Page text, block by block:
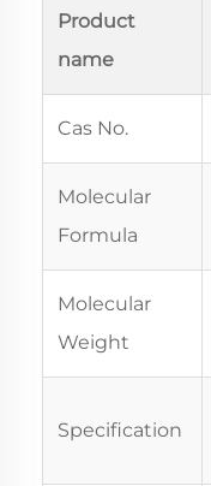
Product
name
Cas No.
Molecular
Formula
Molecular
Weight
Specification